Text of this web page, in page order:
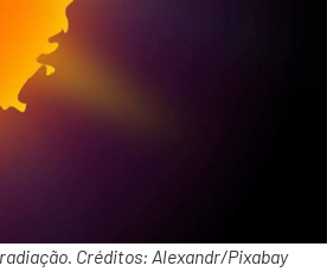
Créditos: Alexandr/Pixabay